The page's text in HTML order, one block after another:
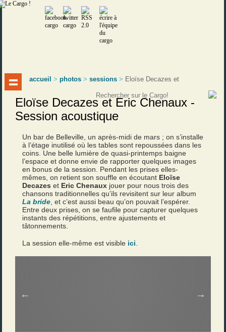
accueil >photos >sessions > Eloïse Decazes et
Eloïse Decazes et Eric Chenaux -
Session acoustique
Un bar de Belleville, un après-midi de mars ; on s’installe
à l’étage inutilisé où les tables sont repoussées dans les
coins. Une belle lumière de quasi-printemps baigne
l’espace et donne envie de rapporter quelques images
en bonus de la session. Pendant les prises elles-
mêmes, on retient son souffle en écoutant Eloïse
Decazes et Eric Chenaux jouer pour nous trois des
chansons traditionnelles qu’ils revisitent sur leur album
La bride , et c’est aussi beau qu’on pouvait l’espérer.
Entre deux prises, on se faufile pour capturer quelques
instants des répétitions, entre ajustements et
tâtonnements.
La session elle-même est visible ici